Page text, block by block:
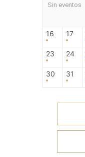
Sin eventos
16 17
23 24
30 31